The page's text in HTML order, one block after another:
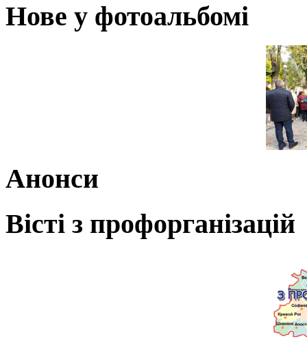
Нове у фотоальбомі
Анонси
Вісті з профорганізацій